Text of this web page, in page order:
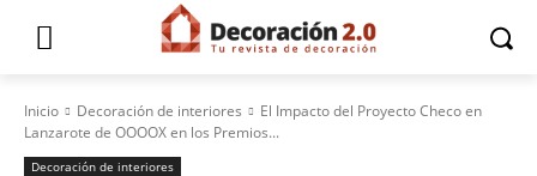
Inicio Decoración de interiores
El Impacto del Proyecto Checo en
Lanzarote de OOOOX en los Premios...
Decoración de interiores